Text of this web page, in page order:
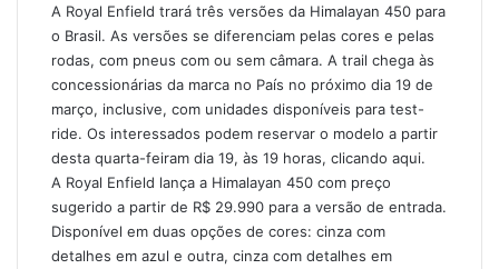
A Royal Enfield trará três versões da Himalayan 450 para
o Brasil. As versões se diferenciam pelas cores e pelas
rodas, com pneus com ou sem câmara. A trail chega às
concessionárias da marca no País no próximo dia 19 de
março, inclusive, com unidades disponíveis para test-
ride. Os interessados podem reservar o modelo a partir
desta quarta-feiram dia 19, às 19 horas, clicando aqui.
A Royal Enfield lança a Himalayan 450 com preço
sugerido a partir de R$ 29.990 para a versão de entrada.
Disponível em duas opções de cores: cinza com
detalhes em azul e outra, cinza com detalhes em